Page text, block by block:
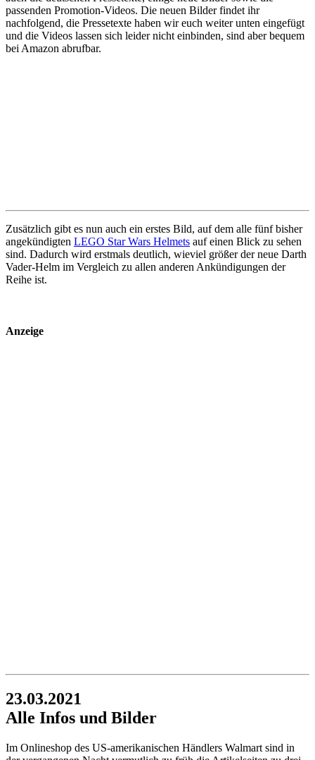
passenden Promotion-Videos. Die neuen Bilder findet ihr
nachfolgend, die Pressetexte haben wir euch weiter unten eingefügt
und die Videos lassen sich leider nicht einbinden, sind aber bequem
bei Amazon abrufbar.
Zusätzlich gibt es nun auch ein erstes Bild, auf dem alle fünf bisher
angekündigten LEGO Star Wars Helmets auf einen Blick zu sehen
sind. Dadurch wird erstmals deutlich, wieviel größer der neue Darth
Vader-Helm im Vergleich zu allen anderen Ankündigungen der
Reihe ist.
Anzeige
23.03.2021
Alle Infos und Bilder
Im Onlineshop des US-amerikanischen Händlers Walmart sind in